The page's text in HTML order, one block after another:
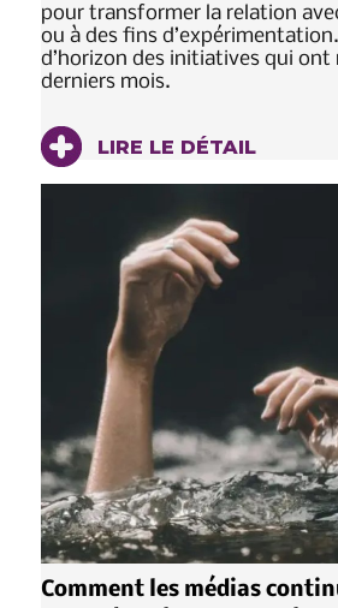
pour transformer la relation
ou à des fins
d’horizon des initiatives qui ont
derniers mois.
LIRE LE DÉTAIL
Comment les médias